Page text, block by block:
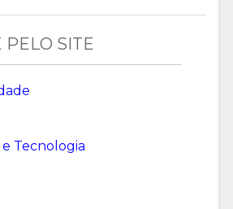
PELO SITE
e Tecnologia